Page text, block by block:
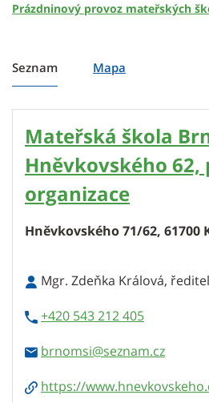
Prázdninový provoz mateřských
Seznam Mapa
Mateřská škola
Hněvkovského
organizace
Hněvkovského 71/62, 61700
Mgr. Zdeňka Králová,
+420 543 212 405
brnomsi
https://